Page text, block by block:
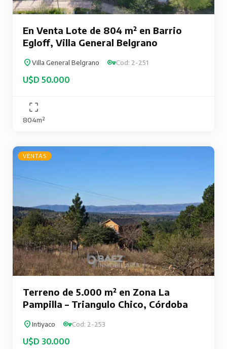
En Venta Lote de 804 m² en Barrio
Egloff, Villa General Belgrano
Villa General Belgrano Cod: 2-251
U$D 50.000
804m²
VENTAS
Terreno de 5.000 m² en Zona La
Pampilla – Triangulo Chico, Córdoba
Intiyaco Cod: 2-253
U$D 30.000